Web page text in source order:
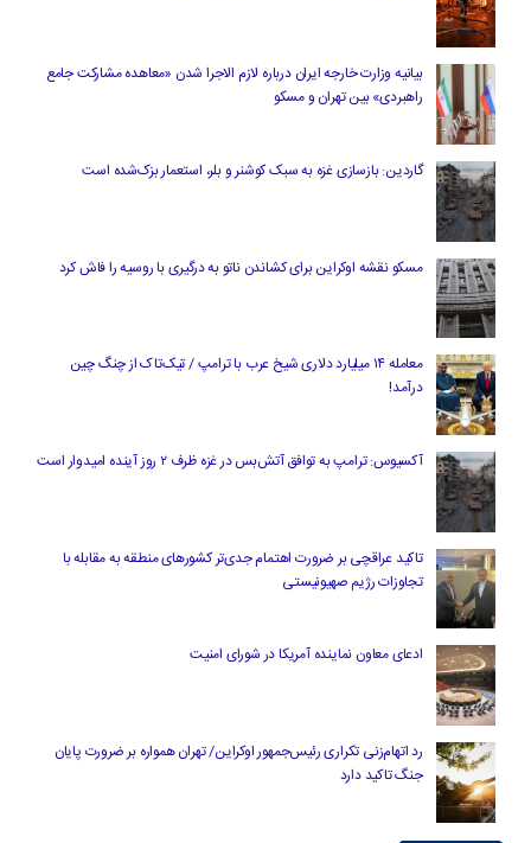
بیانیه وزارت خارجه ایران درباره لازم‌ الاجرا شدن «معاهده مشارکت جامع
راهبردی» بین تهران و مسکو
گاردین: بازسازی غزه به سبک کوشنر و بلر، استعمار بزک‌شده است
مسکو نقشه اوکراین برای کشاندن ناتو به درگیری با روسیه را فاش کرد
معامله ۱۴ میلیارد دلاری شیخ عرب با ترامپ / تیک‌تاک از چنگ چین
درآمد!
آکسیوس: ترامپ به توافق آتش‌بس در غزه ظرف ۲ روز آینده امیدوار است
تاکید عراقچی بر ضرورت اهتمام جدی‌تر کشورهای منطقه به مقابله با
تجاوزات رژیم صهیونیستی
ادعای معاون نماینده آمریکا در شورای امنیت
رد اتهام‌زنی تکراری رئیس‌جمهور اوکراین/ تهران همواره بر ضرورت پایان
جنگ تاکید دارد